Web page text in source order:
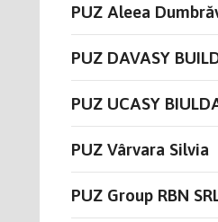
PUZ Aleea
PUZ DAVASY
PUZ UCASY
PUZ Vârvara Silvia
PUZ Group RBN